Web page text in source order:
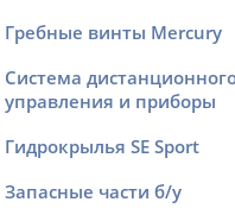
Гребные винты Mercury
Система
управления и приборы
Гидрокрылья SE Sport
Запасные части б/у